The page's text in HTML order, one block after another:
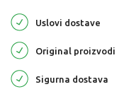
Uslovi dostave
Original proizvodi
Sigurna dostava